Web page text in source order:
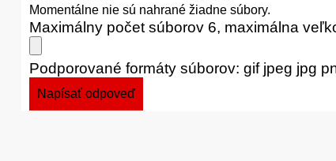
Momentálne nie sú nahrané žiadne súbory.
Maximálny počet súborov 6, maximálna
Podporované formáty súborov: gif jpeg jpg